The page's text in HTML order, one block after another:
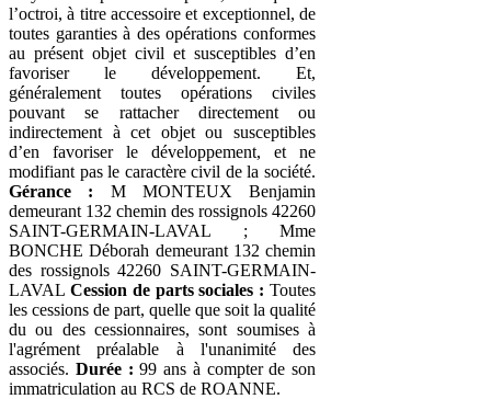
l’octroi, à titre accessoire et exceptionnel, de
toutes garanties à des opérations conformes
au présent objet civil et susceptibles d’en
favoriser le développement. Et,
généralement toutes opérations civiles
pouvant se rattacher directement ou
indirectement à cet objet ou susceptibles
d’en favoriser le développement, et ne
modifiant pas le caractère civil de la société.
Gérance : M MONTEUX Benjamin
demeurant 132 chemin des rossignols 42260
SAINT-GERMAIN-LAVAL ; Mme
BONCHE Déborah demeurant 132 chemin
des rossignols 42260 SAINT-GERMAIN-
LAVAL Cession de parts sociales : Toutes
les cessions de part, quelle que soit la qualité
du ou des cessionnaires, sont soumises à
l'agrément préalable à l'unanimité des
associés. Durée : 99 ans à compter de son
immatriculation au RCS de ROANNE.